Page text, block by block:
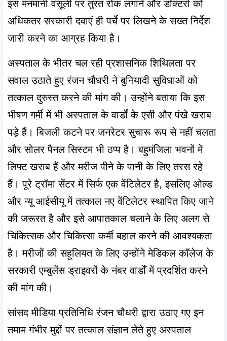
इस मनमानी वसूली पर तुरंत रोक लगाने और डॉक्टरों को
अधिकतर सरकारी दवाएं ही पर्चे पर लिखने के सख्त निर्देश
जारी करने का आग्रह किया है।
अस्पताल के भीतर चल रही प्रशासनिक शिथिलता पर
सवाल उठाते हुए रंजन चौधरी ने बुनियादी सुविधाओं को
तत्काल दुरुस्त करने की मांग की। उन्होंने बताया कि इस
भीषण गर्मी में भी अस्पताल के वार्डों के एसी और पंखे खराब
पड़े हैं। बिजली कटने पर जनरेटर सुचारू रूप से नहीं चलता
और सोलर पैनल सिस्टम भी ठप्प है। बहुमंजिला भवनों में
लिफ्ट खराब हैं और मरीज पीने के पानी के लिए तरस रहे
हैं। पूरे ट्रॉमा सेंटर में सिर्फ एक वेंटिलेटर है, इसलिए ओल्ड
और न्यू आईसीयू में तत्काल नए वेंटिलेटर स्थापित किए जाने
की जरूरत है और इसे आपातकाल चलाने के लिए अलग से
चिकित्सक और चिकित्सा कर्मी बहाल करने की आवश्यकता
है। मरीजों की सहूलियत के लिए उन्होंने मेडिकल कॉलेज के
सरकारी एम्बुलेंस ड्राइवरों के नंबर वार्डों में प्रदर्शित करने
की मांग की।
सांसद मीडिया प्रतिनिधि रंजन चौधरी द्वारा उठाए गए इन
तमाम गंभीर मुद्दों पर तत्काल संज्ञान लेते हुए अस्पताल